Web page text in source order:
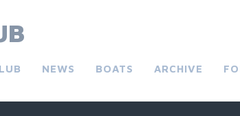
NEWS BOATS ARCHIVE